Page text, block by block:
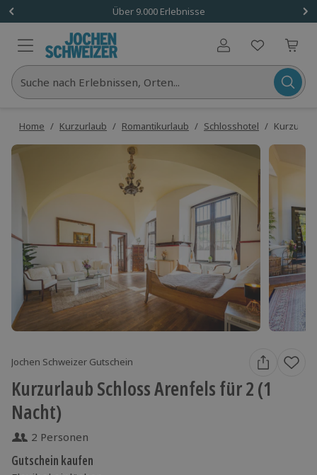
Über 9.000 Erlebnisse
Benutzerkonto
Suche nach Erlebnissen, Orten...
Home / Kurzurlaub / Romantikurlaub / Schlosshotel /
Jochen Schweizer Gutschein
Kurzurlaub Schloss Arenfels für 2 (1
Nacht)
2 Personen
Gutschein kaufen